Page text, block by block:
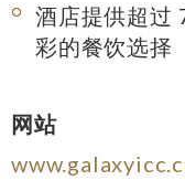
酒店提供超过
彩的餐饮选择
网站